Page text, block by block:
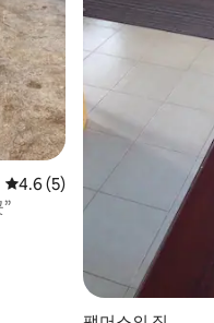
평점 4.6점(5점 만점), 후기 5개
4.6 (5)